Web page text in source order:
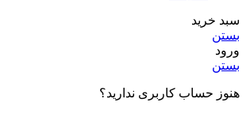
سبد خرید
بستن
ورود
بستن
هنوز حساب کاربری ندارید؟